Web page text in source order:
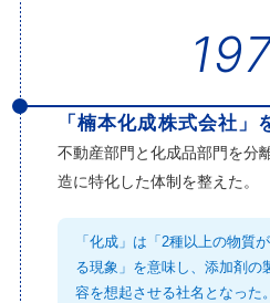
「楠本化成株式会社」
不動産部門と化成品部門を分
造に特化した体制を整えた。
「化成」は「2種以上の物質
る現象」を意味し、添加剤の
容を想起させる社名となった。